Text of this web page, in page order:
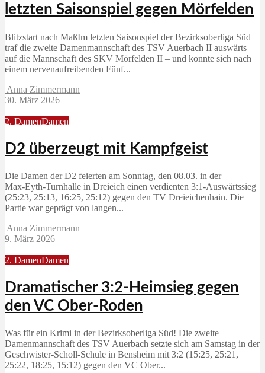
letzten Saisonspiel gegen Mörfelden
Blitzstart nach MaßIm letzten Saisonspiel der Bezirksoberliga Süd
traf die zweite Damenmannschaft des TSV Auerbach II auswärts
auf die Mannschaft des SKV Mörfelden II – und konnte sich nach
einem nervenaufreibenden Fünf...
Anna Zimmermann
30. März 2026
2. DamenDamen
D2 überzeugt mit Kampfgeist
Die Damen der D2 feierten am Sonntag, den 08.03. in der
Max‑Eyth‑Turnhalle in Dreieich einen verdienten 3:1‑Auswärtssieg
(25:23, 25:13, 16:25, 25:12) gegen den TV Dreieichenhain. Die
Partie war geprägt von langen...
Anna Zimmermann
9. März 2026
2. DamenDamen
Dramatischer 3:2-Heimsieg gegen
den VC Ober-Roden
Was für ein Krimi in der Bezirksoberliga Süd! Die zweite
Damenmannschaft des TSV Auerbach setzte sich am Samstag in der
Geschwister-Scholl-Schule in Bensheim mit 3:2 (15:25, 25:21,
25:22, 18:25, 15:12) gegen den VC Ober...